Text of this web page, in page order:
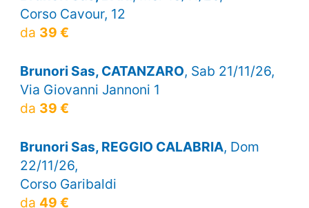
Corso Cavour, 12
da 39 €
Brunori Sas, CATANZARO, Sab 21/11/26,
Via Giovanni Jannoni 1
da 39 €
Brunori Sas, REGGIO CALABRIA, Dom
22/11/26,
Corso Garibaldi
da 49 €